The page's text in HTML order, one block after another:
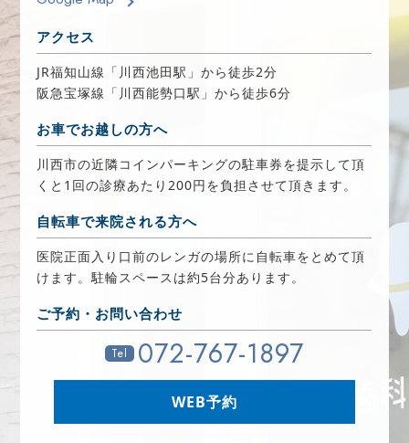
アクセス
JR福知山線「川西池田駅」から徒歩2分
阪急宝塚線「川西能勢口駅」から徒歩6分
お車でお越しの方へ
川西市の近隣コインパーキングの駐車券を提示して頂
くと1回の診療あたり200円を負担させて頂きます。
自転車で来院される方へ
医院正面入り口前のレンガの場所に自転車をとめて頂
けます。駐輪スペースは約5台分あります。
ご予約・お問い合わせ
Tel 072-767-1897
WEB予約